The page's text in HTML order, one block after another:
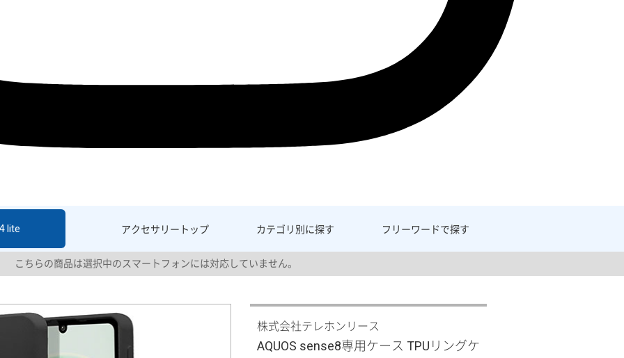
アクセサリー トップ カテゴリ別に探す フリーワードで探す
lite
こちらの商品は選択中のスマートフォンには対応していません。
株式会社テレホンリース
AQUOS sense8専用ケース TPUリングケ